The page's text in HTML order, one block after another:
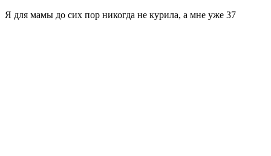
Я для мамы до сих пор никогда не курила, а мне уже 37